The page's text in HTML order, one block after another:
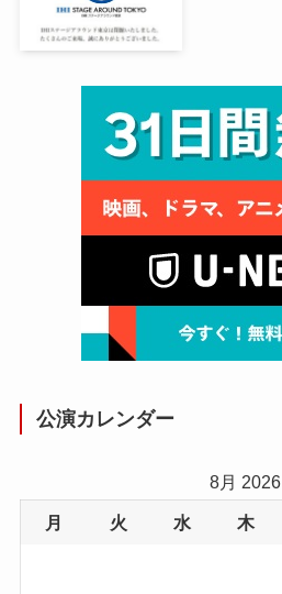
公演カレンダー
8月 2026
月 火 水 木